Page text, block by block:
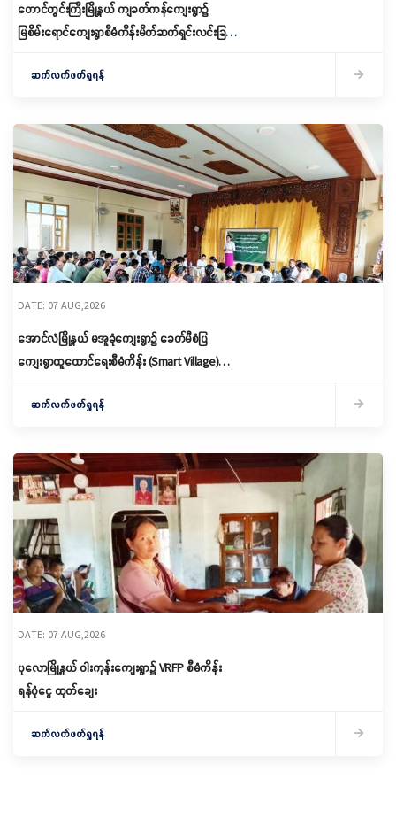
တောင်တွင်းကြီးမြို့နယ် ကျခတ်ကန်ကျေးရွာ၌
မြစိမ်းရောင်ကျေးရွာစီမံကိန်းမိတ်ဆက်ရှင်းလင်းခြင်း
ဆက်လက်ဖတ်ရှုရန်
DATE: 07 AUG,2026
အောင်လံမြို့နယ် မအူခုံကျေးရွာ၌ ခေတ်မီစံပြ
ကျေးရွာထူထောင်ရေးစီမံကိန်း (Smart Village)
ဆက်လက်ဖတ်ရှုရန်
DATE: 07 AUG,2026
ပုလောမြို့နယ် ဝါးကုန်းကျေးရွာ၌ ‌VRFP စီမံကိန်း
ရန်ပုံငွေ ထုတ်ချေး
ဆက်လက်ဖတ်ရှုရန်